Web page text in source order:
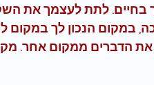
בחיים. לתת לעצמך את
במקום הנכון לך במקום
את הדברים ממקום אחר.